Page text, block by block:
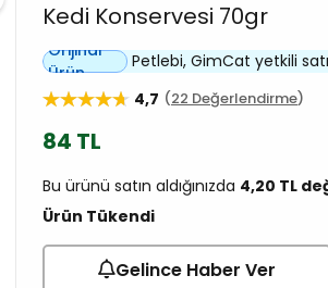
Kedi Konservesi 70gr
Orijinal
Ürün
Petlebi, GimCat yetkili
4,7
22 Değerlendirme
84 TL
Bu ürünü satın aldığınızda 4,20 TL
Ürün Tükendi
Gelince Haber Ver